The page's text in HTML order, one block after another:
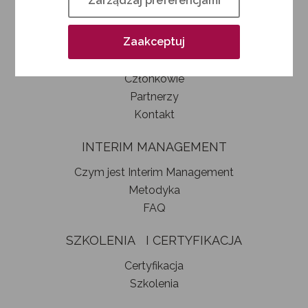
Kim jesteśmy
Jak zostać członkiem SIM
Statut stowarzyszenia
Władze
Członkowie
Partnerzy
Kontakt
INTERIM MANAGEMENT
Czym jest Interim Management
Metodyka
FAQ
SZKOLENIA I CERTYFIKACJA
Certyfikacja
Szkolenia
Zaakceptuj